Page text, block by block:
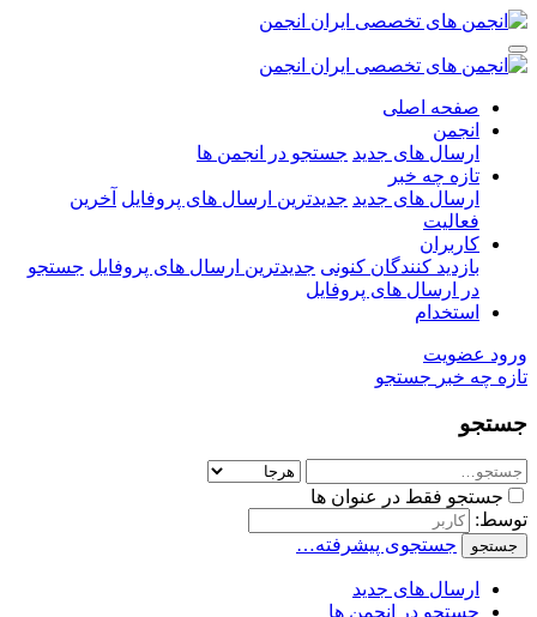
صفحه اصلی
انجمن
ارسال های جدید جستجو در انجمن ها
تازه چه خبر
ارسال های جدید جدیدترین ارسال های پروفایل آخرین
فعالیت
کاربران
بازدید کنندگان کنونی جدیدترین ارسال های پروفایل جستجو
در ارسال های پروفایل
استخدام
ورود عضویت
تازه چه خبر جستجو
جستجو
جستجو فقط در عنوان ها
توسط:
جستجو جستجوی پیشرفته…
ارسال های جدید
جستجو در انجمن ها